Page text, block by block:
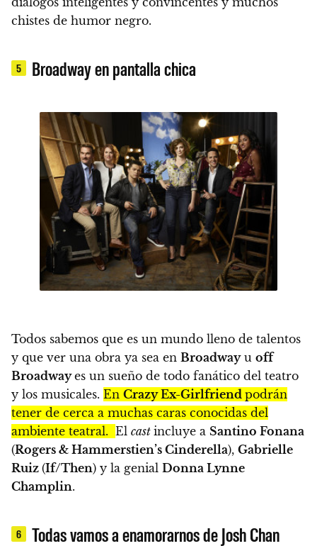
chistes de humor negro.
5 Broadway en pantalla chica
Todos sabemos que es un mundo lleno de talentos
y que ver una obra ya sea en Broadwayu off
Broadwayes un sueño de todo fanático del teatro
y los musicales. En Crazy Ex-Girlfriend podrán
tener de cerca a muchas caras conocidas del
ambiente teatral. El cast incluye a Santino Fonana
(Rogers & Hammerstien’s Cinderella), Gabrielle
Ruiz (If/Then) y la genial Donna Lynne
Champlin.
6 Todas vamos a enamorarnos de Josh Chan